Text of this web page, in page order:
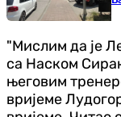
"Мислим да је
са Наском
његовим
вријеме